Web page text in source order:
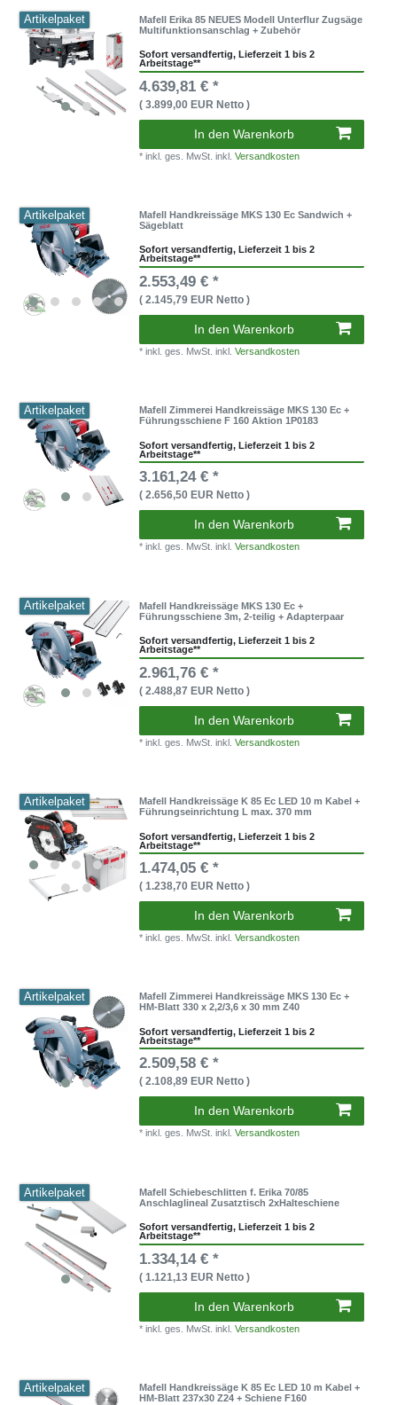
Artikelpaket
Mafell Erika 85 NEUES Modell Unterflur Zugsäge
Multifunktionsanschlag + Zubehör
Sofort versandfertig, Lieferzeit 1 bis 2
Arbeitstage**
4.639,81 € *
( 3.899,00 EUR Netto )
In den Warenkorb
* inkl. ges. MwSt. inkl.Versandkosten
Artikelpaket
Mafell Handkreissäge MKS 130 Ec Sandwich +
Sägeblatt
Sofort versandfertig, Lieferzeit 1 bis 2
Arbeitstage**
2.553,49 € *
( 2.145,79 EUR Netto )
In den Warenkorb
* inkl. ges. MwSt. inkl.Versandkosten
Artikelpaket
Mafell Zimmerei Handkreissäge MKS 130 Ec +
Führungsschiene F 160 Aktion 1P0183
Sofort versandfertig, Lieferzeit 1 bis 2
Arbeitstage**
3.161,24 € *
( 2.656,50 EUR Netto )
In den Warenkorb
* inkl. ges. MwSt. inkl.Versandkosten
Artikelpaket
Mafell Handkreissäge MKS 130 Ec +
Führungsschiene 3m, 2-teilig + Adapterpaar
Sofort versandfertig, Lieferzeit 1 bis 2
Arbeitstage**
2.961,76 € *
( 2.488,87 EUR Netto )
In den Warenkorb
* inkl. ges. MwSt. inkl.Versandkosten
Artikelpaket
Mafell Handkreissäge K 85 Ec LED 10 m Kabel +
Führungseinrichtung L max. 370 mm
Sofort versandfertig, Lieferzeit 1 bis 2
Arbeitstage**
1.474,05 € *
( 1.238,70 EUR Netto )
In den Warenkorb
* inkl. ges. MwSt. inkl.Versandkosten
Artikelpaket
Mafell Zimmerei Handkreissäge MKS 130 Ec +
HM-Blatt 330 x 2,2/3,6 x 30 mm Z40
Sofort versandfertig, Lieferzeit 1 bis 2
Arbeitstage**
2.509,58 € *
( 2.108,89 EUR Netto )
In den Warenkorb
* inkl. ges. MwSt. inkl.Versandkosten
Artikelpaket
Mafell Schiebeschlitten f. Erika 70/85
Anschlaglineal Zusatztisch 2xHalteschiene
Sofort versandfertig, Lieferzeit 1 bis 2
Arbeitstage**
1.334,14 € *
( 1.121,13 EUR Netto )
In den Warenkorb
* inkl. ges. MwSt. inkl.Versandkosten
Artikelpaket
Mafell Handkreissäge K 85 Ec LED 10 m Kabel +
HM-Blatt 237x30 Z24 + Schiene F160